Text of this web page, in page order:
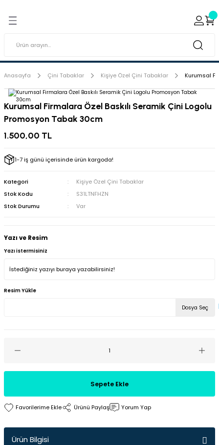
Porselen Boyaları (Toz
Boyaları
Kabartma Boyaları
Tabaklar
Anasayfa Çini Tabaklar Kişiye Özel Çini Tabaklar Kurumsal
Kurumsal Firmalara Özel Baskılı Seramik Çini Logolu
Promosyon Tabak 30cm
1.500,00 TL
1-7 iş günü içerisinde ürün kargoda!
Kategori
Kişiye Özel Çini Tabaklar
Stok Kodu
S31LTNFHZN
Stok Durumu
Var
Yazı ve Resim
Yazı istermisiniz
Resim Yükle
Dosya Seç
Sepete Ekle
Ürünü Paylaş Yorum Yap
Ürün Bilgisi